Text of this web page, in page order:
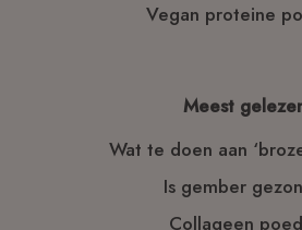
Vegan proteine
Meest
Wat te doen aan
Is gember
Collageen